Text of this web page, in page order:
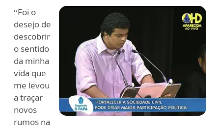
“Foi o
desejo de
descobrir
o sentido
da minha
vida que
me levou
a traçar
novos
rumos na